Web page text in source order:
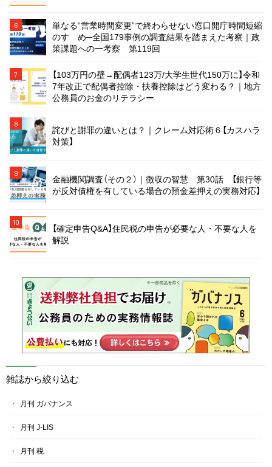
6
単なる“営業時間変更”で終わらせない窓口開庁時間短縮
のすゝめ─全国179事例の調査結果を踏まえた考察｜政
策課題への一考察 第119回
7
【103万円の壁→配偶者123万/大学生世代150万に】令和
7年改正で配偶者控除・扶養控除はどう変わる？｜地方
公務員のお金のリテラシー
8
詫びと謝罪の違いとは？｜クレーム対応術６【カスハラ
対策】
9
金融機関調査（その２）｜徴収の智慧 第30話 【銀行等
が反対債権を有している場合の預金差押えの実務対応】
10
【確定申告Q&A】住民税の申告が必要な人・不要な人を
解説
雑誌から絞り込む
月刊 ガバナンス
月刊 J-LIS
月刊 税